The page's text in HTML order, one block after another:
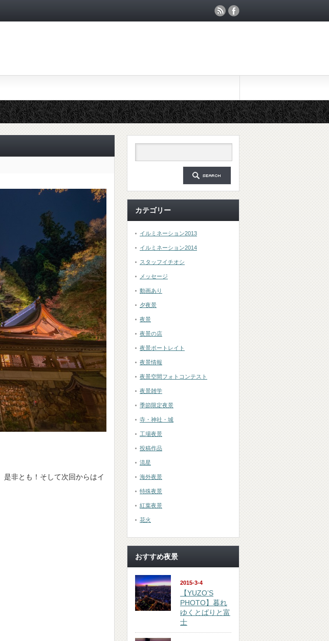
ませ☆彡
非とも！そして次回からはイ
カテゴリー
イルミネーション2013
イルミネーション2014
スタッフイチオシ
メッセージ
動画あり
夕夜景
夜景
夜景の店
夜景ポートレイト
夜景情報
夜景空間フォトコンテスト
夜景雑学
季節限定夜景
寺・神社・城
工場夜景
投稿作品
流星
海外夜景
特殊夜景
紅葉夜景
花火
おすすめ夜景
2015-3-4
【YUZO’S
PHOTO】暮れ
ゆくとばりと富
士